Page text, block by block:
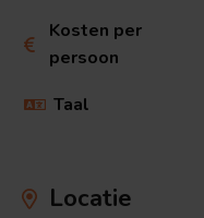

Kosten per
persoon
 Taal
Locatie